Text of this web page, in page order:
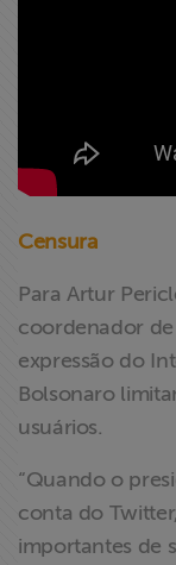
Censura
Para Artur
coordenador
expressão do
Bolsonaro
usuários.
“Quando o
conta do
importantes de